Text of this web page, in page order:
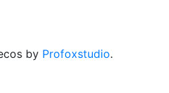
by Profoxstudio.